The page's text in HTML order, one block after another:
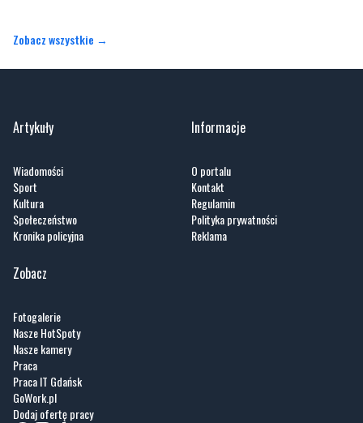
Zobacz wszystkie →
Artykuły
Wiadomości
Sport
Kultura
Społeczeństwo
Kronika policyjna
Informacje
O portalu
Kontakt
Regulamin
Polityka prywatności
Reklama
Zobacz
Fotogalerie
Nasze HotSpoty
Nasze kamery
Praca
Praca IT Gdańsk
GoWork.pl
Dodaj ofertę pracy